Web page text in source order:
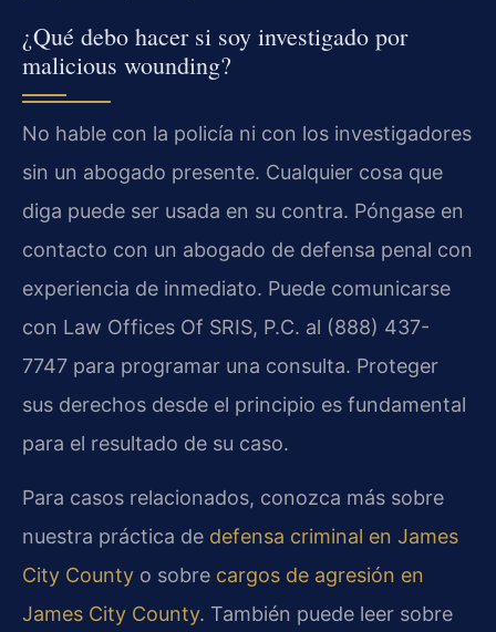
¿Qué debo hacer si soy investigado por
malicious wounding?
No hable con la policía ni con los investigadores
sin un abogado presente. Cualquier cosa que
diga puede ser usada en su contra. Póngase en
contacto con un abogado de defensa penal con
experiencia de inmediato. Puede comunicarse
con Law Offices Of SRIS, P.C. al (888) 437-
7747 para programar una consulta. Proteger
sus derechos desde el principio es fundamental
para el resultado de su caso.
Para casos relacionados, conozca más sobre
nuestra práctica de defensa criminal en James
City County o sobre cargos de agresión en
James City County. También puede leer sobre